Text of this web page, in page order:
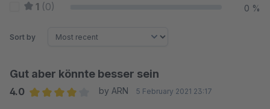
1 (0) 0 %
Sort by
Gut aber könnte besser sein
4.0
by ARN 5 February 2021 23:17